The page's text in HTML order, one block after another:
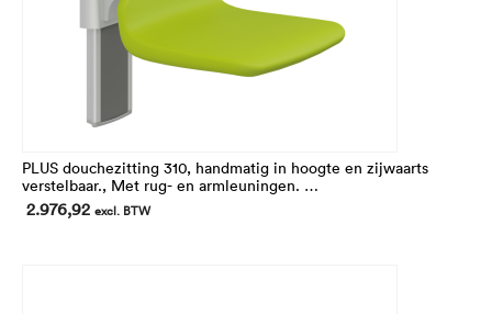
PLUS douchezitting 310, handmatig in hoogte en zijwaarts
verstelbaar., Met rug- en armleuningen.
In hoogte 250 mm verstelbaar.
Voor montage op de horizontale PLUS wandrails (niet
2.976,92 excl. BTW